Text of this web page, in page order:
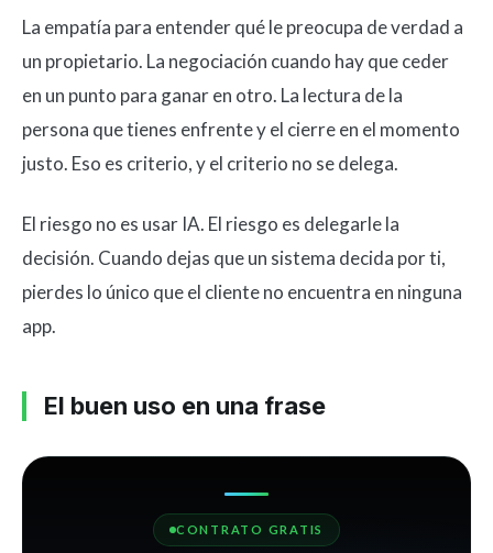
La empatía para entender qué le preocupa de verdad a
un propietario. La negociación cuando hay que ceder
en un punto para ganar en otro. La lectura de la
persona que tienes enfrente y el cierre en el momento
justo. Eso es criterio, y el criterio no se delega.
El riesgo no es usar IA. El riesgo es delegarle la
decisión. Cuando dejas que un sistema decida por ti,
pierdes lo único que el cliente no encuentra en ninguna
app.
El buen uso en una frase
CONTRATO GRATIS